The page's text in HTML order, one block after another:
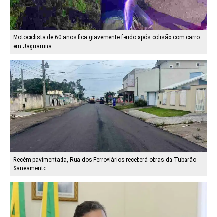
Motociclista de 60 anos fica gravemente ferido após colisão com carro
em Jaguaruna
Recém pavimentada, Rua dos Ferroviários receberá obras da Tubarão
Saneamento